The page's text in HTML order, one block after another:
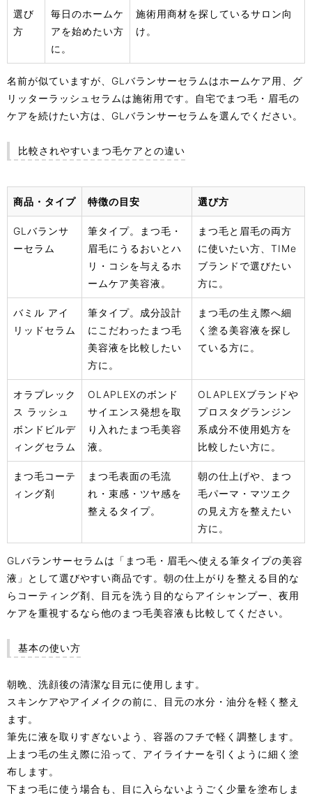
選び
方
毎日のホームケ
アを始めたい方
に。
施術用商材を探しているサロン向
け。
名前が似ていますが、GLバランサーセラムはホームケア用、グ
リッターラッシュセラムは施術用です。自宅でまつ毛・眉毛の
ケアを続けたい方は、GLバランサーセラムを選んでください。
比較されやすいまつ毛ケアとの違い
商品・タイプ 特徴の目安 選び方
GLバランサ
ーセラム
筆タイプ。まつ毛・
眉毛にうるおいとハ
リ・コシを与えるホ
ームケア美容液。
まつ毛と眉毛の両方
に使いたい方、TIMe
ブランドで選びたい
方に。
バミル アイ
リッドセラム
筆タイプ。成分設計
にこだわったまつ毛
美容液を比較したい
方に。
まつ毛の生え際へ細
く塗る美容液を探し
ている方に。
オラプレック
ス ラッシュ
ボンドビルデ
ィングセラム
OLAPLEXのボンド
サイエンス発想を取
り入れたまつ毛美容
液。
OLAPLEXブランドや
プロスタグランジン
系成分不使用処方を
比較したい方に。
まつ毛コーテ
ィング剤
まつ毛表面の毛流
れ・束感・ツヤ感を
整えるタイプ。
朝の仕上げや、まつ
毛パーマ・マツエク
の見え方を整えたい
方に。
GLバランサーセラムは「まつ毛・眉毛へ使える筆タイプの美容
液」として選びやすい商品です。朝の仕上がりを整える目的な
らコーティング剤、目元を洗う目的ならアイシャンプー、夜用
ケアを重視するなら他のまつ毛美容液も比較してください。
基本の使い方
朝晩、洗顔後の清潔な目元に使用します。
スキンケアやアイメイクの前に、目元の水分・油分を軽く整え
ます。
筆先に液を取りすぎないよう、容器のフチで軽く調整します。
上まつ毛の生え際に沿って、アイライナーを引くように細く塗
布します。
下まつ毛に使う場合も、目に入らないようごく少量を塗布しま